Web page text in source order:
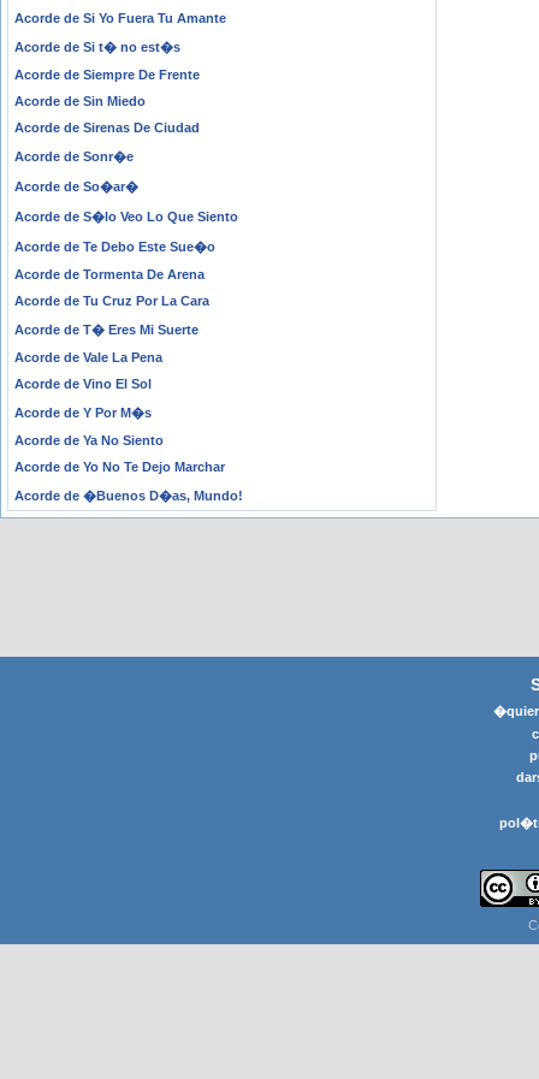
Acorde de Si Yo Fuera Tu Amante
Acorde de Si t� no est�s
Acorde de Siempre De Frente
Acorde de Sin Miedo
Acorde de Sirenas De Ciudad
Acorde de Sonr�e
Acorde de So�ar�
Acorde de S�lo Veo Lo Que Siento
Acorde de Te Debo Este Sue�o
Acorde de Tormenta De Arena
Acorde de Tu Cruz Por La Cara
Acorde de T� Eres Mi Suerte
Acorde de Vale La Pena
Acorde de Vino El Sol
Acorde de Y Por M�s
Acorde de Ya No Siento
Acorde de Yo No Te Dejo Marchar
Acorde de �Buenos D�as, Mundo!